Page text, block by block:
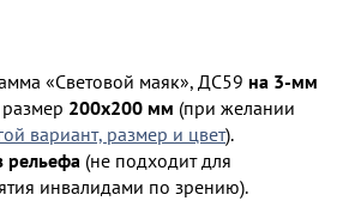
«Световой маяк», ДС59 на 3-мм
200х200 мм (при желании
вариант, размер и цвет).
рельефа (не подходит для
инвалидами по зрению).